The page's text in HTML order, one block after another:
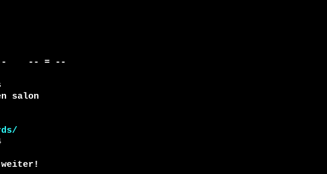
--    -- = --
salon